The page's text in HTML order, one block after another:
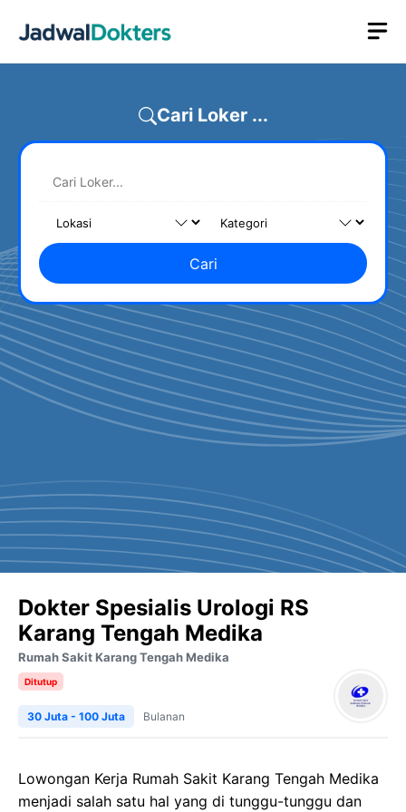
Cari Loker ...
Cari
Dokter Spesialis Urologi RS
Karang Tengah Medika
Rumah Sakit Karang Tengah Medika
Ditutup
30 Juta - 100 Juta Bulanan
Lowongan Kerja Rumah Sakit Karang Tengah Medika
menjadi salah satu hal yang di tunggu-tunggu dan